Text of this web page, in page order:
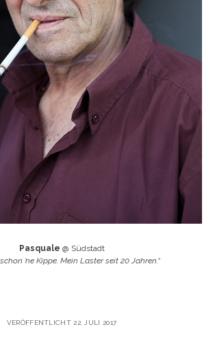
Pasquale @ Südstadt
’ne Kippe. Mein Laster seit 20 Jahren.“
VERÖFFENTLICHT 22. JULI 2017